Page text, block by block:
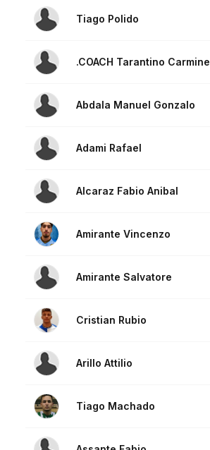
Tiago Polido
.COACH Tarantino Carmine
Abdala Manuel Gonzalo
Adami Rafael
Alcaraz Fabio Anibal
Amirante Vincenzo
Amirante Salvatore
Cristian Rubio
Arillo Attilio
Tiago Machado